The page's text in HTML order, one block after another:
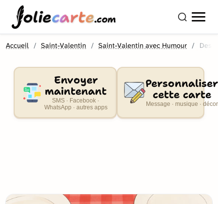
oliecarte.com
Accueil Saint-Valentin Saint-Valentin avec Humour
Envoyer
maintenant
SMS · Facebook ·
WhatsApp · autres apps
Personnaliser
cette carte
Message · musique · décor